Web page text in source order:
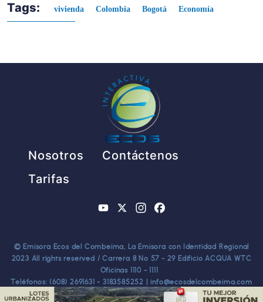
Tags: vivienda Colombia Bogotá Economía
Nosotros
Contáctenos
Tarifas
YouTube
X Instagram
© Emisora Ecos del Combeima, La Emisora con Identidad Regional
2023 All rights reserved / Carrera 8 No 57 - 29 Edificio ACQUA WTC
Oficinas 1110 - 1111
Teléfonos: (608) 2691631 - 3183585252 | info@ecosdelcombeima.com
Ibagué - Tolima. TODOS LOS DERECHOS RESERVADOS